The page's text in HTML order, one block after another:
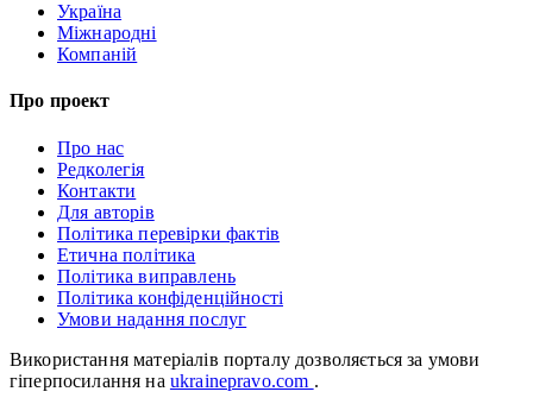
Україна
Міжнародні
Компаній
Про проект
Про нас
Редколегія
Контакти
Для авторів
Політика перевірки фактів
Етична політика
Політика виправлень
Політика конфіденційності
Умови надання послуг
Використання матеріалів порталу дозволяється за умови
гіперпосилання на ukrainepravo.com .